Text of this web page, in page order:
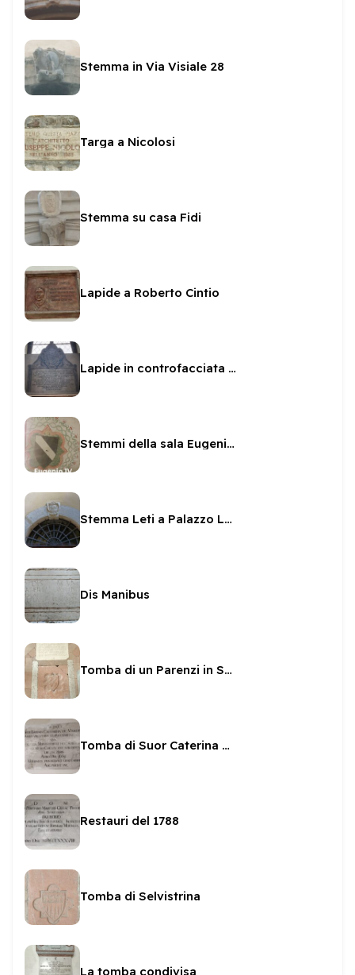
Stemma in Via Visiale 28
Targa a Nicolosi
Stemma su casa Fidi
Lapide a Roberto Cintio
Lapide in controfacciata in San Sabino
Stemmi della sala Eugenio IV
Stemma Leti a Palazzo Leti
Dis Manibus
Tomba di un Parenzi in San Ponziano
Tomba di Suor Caterina Marchetti
Restauri del 1788
Tomba di Selvistrina
La tomba condivisa